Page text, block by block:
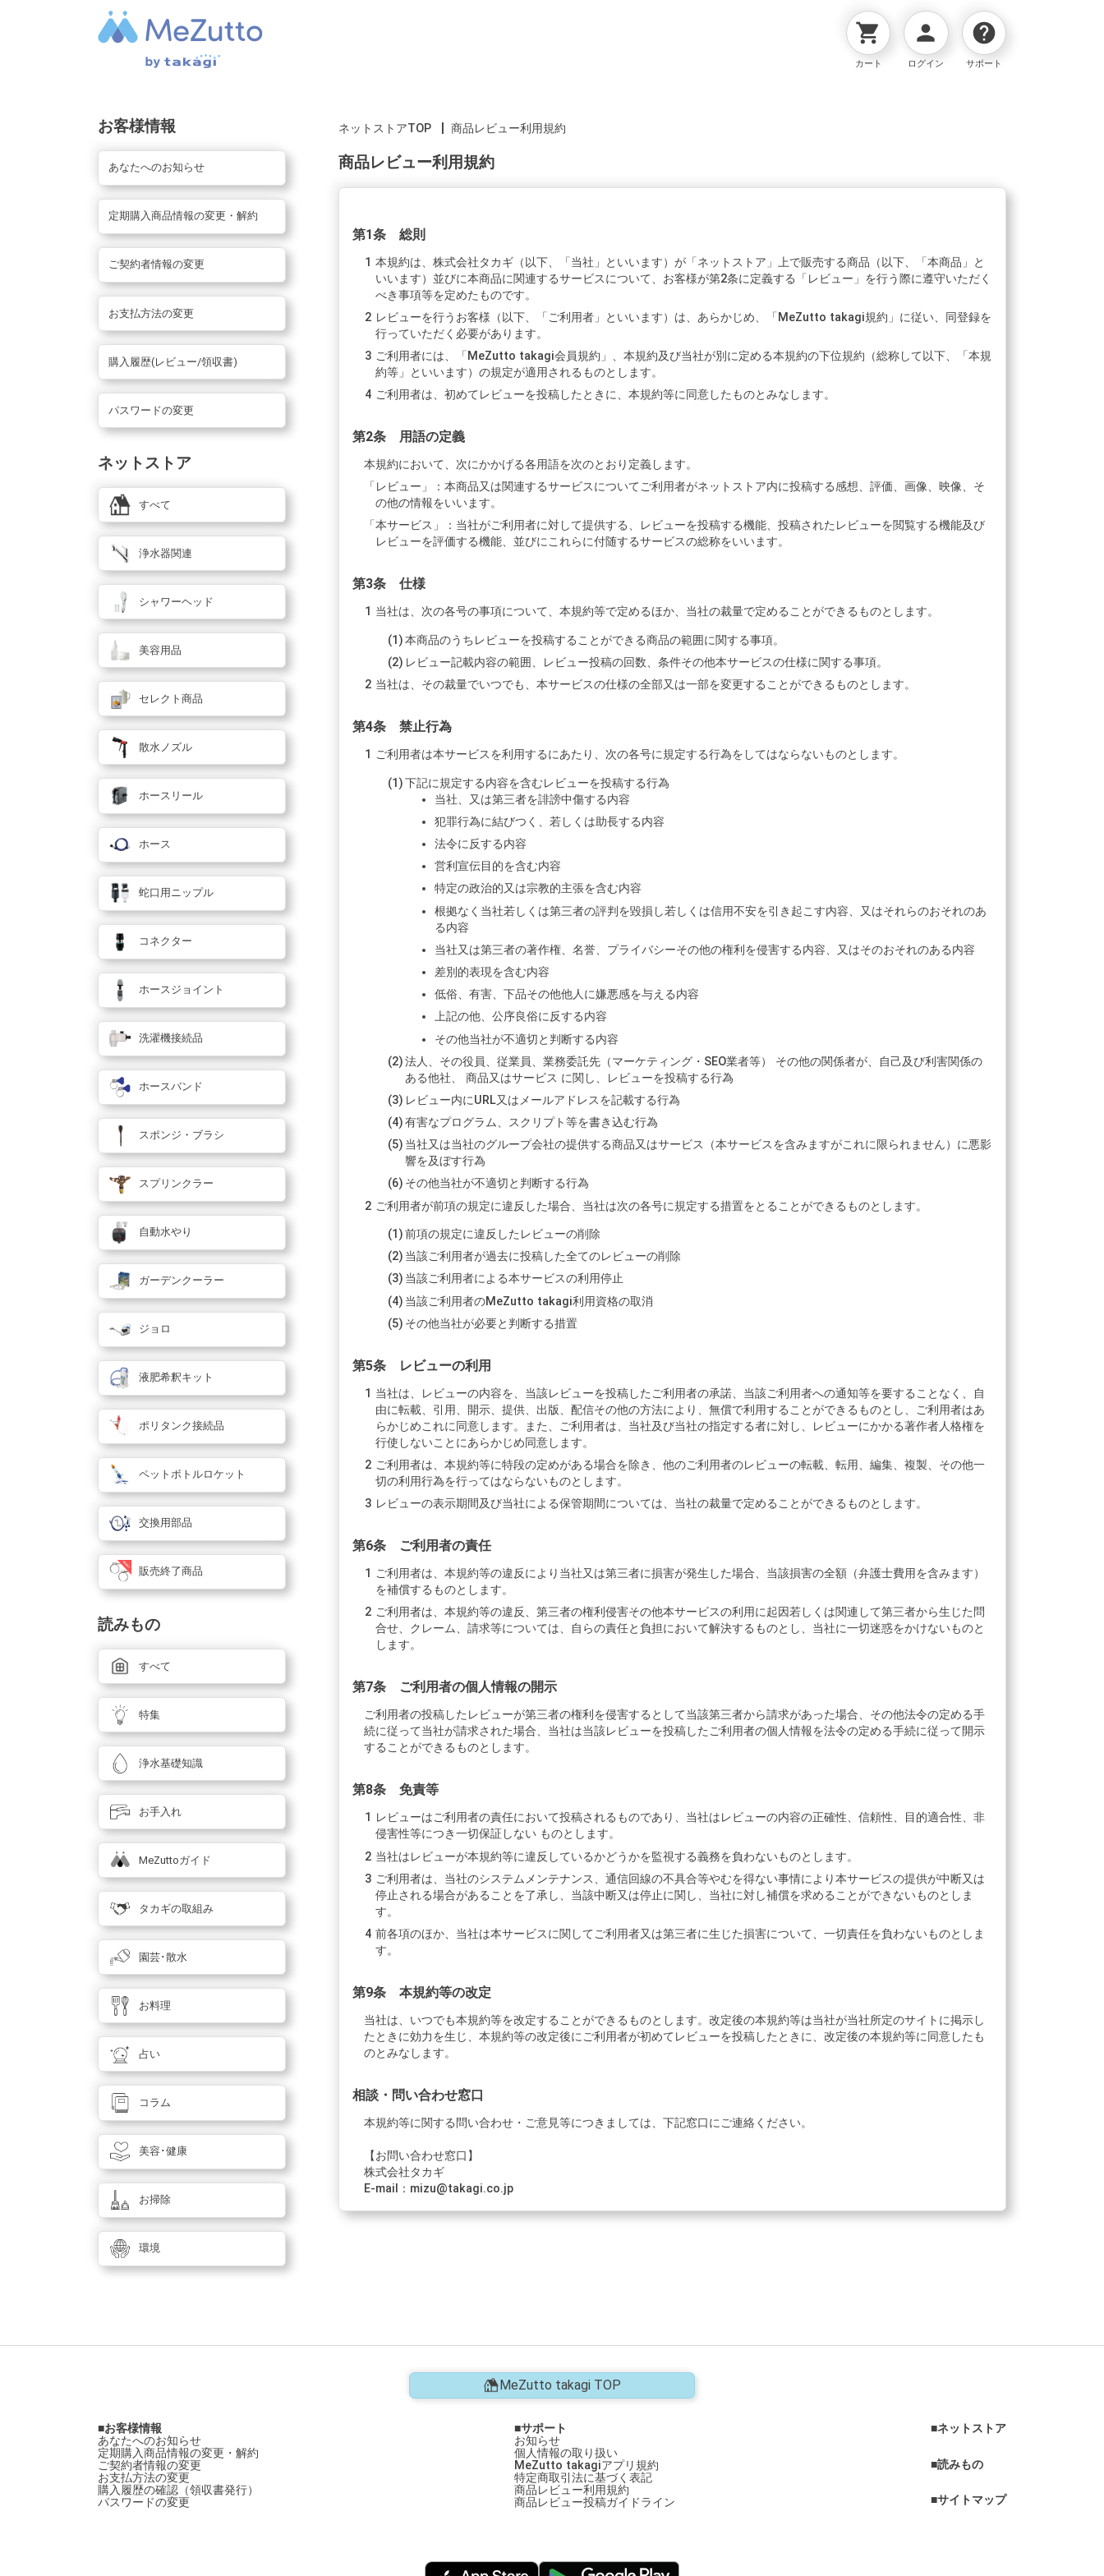
shopping_cart
カート
person
ログイン
help
サポート
ネットストアTOP 商品レビュー利用規約
商品レビュー利用規約
第1条 総則
本規約は、株式会社タカギ（以下、「当社」といいます）が「ネットストア」上で販売する商品（以下、「本商品」と
いいます）並びに本商品に関連するサービスについて、お客様が第2条に定義する「レビュー」を行う際に遵守いただく
べき事項等を定めたものです。
レビューを行うお客様（以下、「ご利用者」といいます）は、あらかじめ、「MeZutto takagi規約」に従い、同登録を
行っていただく必要があります。
ご利用者には、「MeZutto takagi会員規約」、本規約及び当社が別に定める本規約の下位規約（総称して以下、「本規
約等」といいます）の規定が適用されるものとします。
ご利用者は、初めてレビューを投稿したときに、本規約等に同意したものとみなします。
第2条 用語の定義
本規約において、次にかかげる各用語を次のとおり定義します。
「レビュー」： 本商品又は関連するサービスについてご利用者がネットストア内に投稿する感想、評価、画像、映像、そ
の他の情報をいいます。
「本サービス」： 当社がご利用者に対して提供する、レビューを投稿する機能、投稿されたレビューを閲覧する機能及び
レビューを評価する機能、並びにこれらに付随するサービスの総称をいいます。
第3条 仕様
当社は、次の各号の事項について、本規約等で定めるほか、当社の裁量で定めることができるものとします。
本商品のうちレビューを投稿することができる商品の範囲に関する事項。
レビュー記載内容の範囲、レビュー投稿の回数、条件その他本サービスの仕様に関する事項。
当社は、その裁量でいつでも、本サービスの仕様の全部又は一部を変更することができるものとします。
第4条 禁止行為
ご利用者は本サービスを利用するにあたり、次の各号に規定する行為をしてはならないものとします。
下記に規定する内容を含むレビューを投稿する行為
当社、又は第三者を誹謗中傷する内容
犯罪行為に結びつく、若しくは助長する内容
法令に反する内容
営利宣伝目的を含む内容
特定の政治的又は宗教的主張を含む内容
根拠なく当社若しくは第三者の評判を毀損し若しくは信用不安を引き起こす内容、又はそれらのおそれのあ
る内容
当社又は第三者の著作権、名誉、プライバシーその他の権利を侵害する内容、又はそのおそれのある内容
差別的表現を含む内容
低俗、有害、下品その他他人に嫌悪感を与える内容
上記の他、公序良俗に反する内容
その他当社が不適切と判断する内容
法人、その役員、従業員、業務委託先（マーケティング・SEO業者等） その他の関係者が、自己及び利害関係の
ある他社、 商品又はサービス に関し、レビューを投稿する行為
レビュー内にURL又はメールアドレスを記載する行為
有害なプログラム、スクリプト等を書き込む行為
当社又は当社のグループ会社の提供する商品又はサービス（本サービスを含みますがこれに限られません）に悪影
響を及ぼす行為
その他当社が不適切と判断する行為
ご利用者が前項の規定に違反した場合、当社は次の各号に規定する措置をとることができるものとします。
前項の規定に違反したレビューの削除
当該ご利用者が過去に投稿した全てのレビューの削除
当該ご利用者による本サービスの利用停止
当該ご利用者のMeZutto takagi利用資格の取消
その他当社が必要と判断する措置
第5条 レビューの利用
当社は、レビューの内容を、当該レビューを投稿したご利用者の承諾、当該ご利用者への通知等を要することなく、自
由に転載、引用、開示、提供、出版、配信その他の方法により、無償で利用することができるものとし、ご利用者はあ
らかじめこれに同意します。また、ご利用者は、当社及び当社の指定する者に対し、レビューにかかる著作者人格権を
行使しないことにあらかじめ同意します。
ご利用者は、本規約等に特段の定めがある場合を除き、他のご利用者のレビューの転載、転用、編集、複製、その他一
切の利用行為を行ってはならないものとします。
レビューの表示期間及び当社による保管期間については、当社の裁量で定めることができるものとします。
第6条 ご利用者の責任
ご利用者は、本規約等の違反により当社又は第三者に損害が発生した場合、当該損害の全額（弁護士費用を含みます）
を補償するものとします。
ご利用者は、本規約等の違反、第三者の権利侵害その他本サービスの利用に起因若しくは関連して第三者から生じた問
合せ、クレーム、請求等については、自らの責任と負担において解決するものとし、当社に一切迷惑をかけないものと
します。
第7条 ご利用者の個人情報の開示
ご利用者の投稿したレビューが第三者の権利を侵害するとして当該第三者から請求があった場合、その他法令の定める手
続に従って当社が請求された場合、当社は当該レビューを投稿したご利用者の個人情報を法令の定める手続に従って開示
することができるものとします。
第8条 免責等
レビューはご利用者の責任において投稿されるものであり、当社はレビューの内容の正確性、信頼性、目的適合性、非
侵害性等につき一切保証しない ものとします。
当社はレビューが本規約等に違反しているかどうかを監視する義務を負わないものとします。
ご利用者は、当社のシステムメンテナンス、通信回線の不具合等やむを得ない事情により本サービスの提供が中断又は
停止される場合があることを了承し、当該中断又は停止に関し、当社に対し補償を求めることができないものとしま
す。
前各項のほか、当社は本サービスに関してご利用者又は第三者に生じた損害について、一切責任を負わないものとしま
す。
第9条 本規約等の改定
当社は、いつでも本規約等を改定することができるものとします。改定後の本規約等は当社が当社所定のサイトに掲示し
たときに効力を生じ、本規約等の改定後にご利用者が初めてレビューを投稿したときに、改定後の本規約等に同意したも
のとみなします。
相談・問い合わせ窓口
本規約等に関する問い合わせ・ご意見等につきましては、下記窓口にご連絡ください。
【お問い合わせ窓口】
株式会社タカギ
E-mail：mizu@takagi.co.jp
お客様情報
あなたへのお知らせ
定期購入商品情報の変更・解約
ご契約者情報の変更
お支払方法の変更
購入履歴(レビュー/領収書)
パスワードの変更
ネットストア
すべて
浄水器関連
シャワーヘッド
美容用品
セレクト商品
散水ノズル
ホースリール
ホース
蛇口用ニップル
コネクター
ホースジョイント
洗濯機接続品
ホースバンド
スポンジ・ブラシ
スプリンクラー
自動水やり
ガーデンクーラー
ジョロ
液肥希釈キット
ポリタンク接続品
ペットボトルロケット
交換用部品
販売終了商品
読みもの
すべて
特集
浄水基礎知識
お手入れ
MeZuttoガイド
タカギの取組み
園芸･散水
お料理
占い
コラム
美容･健康
お掃除
環境
MeZutto takagi TOP
お客様情報
あなたへのお知らせ
定期購入商品情報の変更・解約
ご契約者情報の変更
お支払方法の変更
購入履歴の確認（領収書発行）
パスワードの変更
サポート
お知らせ
個人情報の取り扱い
MeZutto takagiアプリ規約
特定商取引法に基づく表記
商品レビュー利用規約
商品レビュー投稿ガイドライン
ネットストア
読みもの
サイトマップ